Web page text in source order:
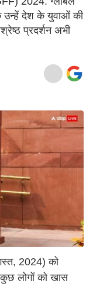
उन्हें देश के युवाओं की
प्रदर्शन अभी
2024) को
लोगों को खास